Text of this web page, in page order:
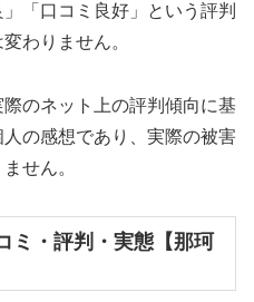
「口コミ良好」という評判
わりません。
のネット上の評判傾向に基
の感想であり、実際の被害
せん。
ミ・評判・実態【那珂